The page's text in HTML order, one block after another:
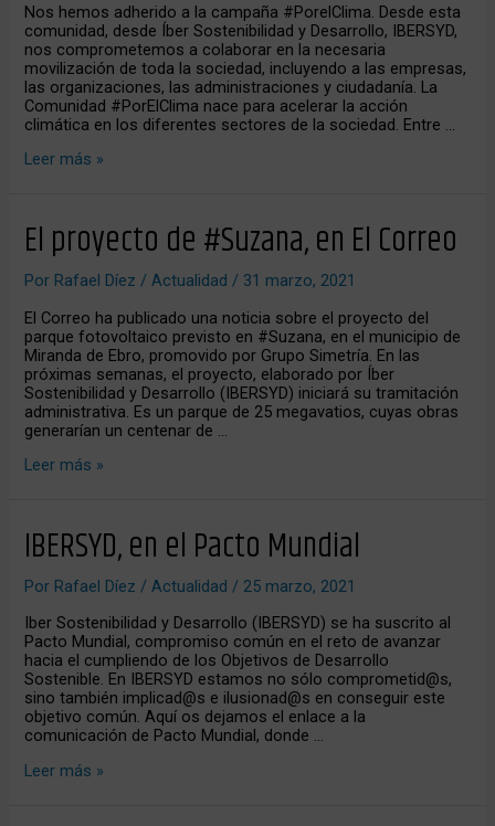
Nos hemos adherido a la campaña #PorelClima. Desde esta
comunidad, desde Íber Sostenibilidad y Desarrollo, IBERSYD,
nos comprometemos a colaborar en la necesaria
movilización de toda la sociedad, incluyendo a las empresas,
las organizaciones, las administraciones y ciudadanía. La
Comunidad #PorElClima nace para acelerar la acción
climática en los diferentes sectores de la sociedad. Entre …
Leer más »
El proyecto de #Suzana, en El Correo
Por Rafael Díez/Actualidad / 31 marzo, 2021
El Correo ha publicado una noticia sobre el proyecto del
parque fotovoltaico previsto en #Suzana, en el municipio de
Miranda de Ebro, promovido por Grupo Simetría. En las
próximas semanas, el proyecto, elaborado por Íber
Sostenibilidad y Desarrollo (IBERSYD) iniciará su tramitación
administrativa. Es un parque de 25 megavatios, cuyas obras
generarían un centenar de …
El
proyecto
#Suzana,
El
Correo
Leer más »
IBERSYD, en el Pacto Mundial
Por Rafael Díez/Actualidad / 25 marzo, 2021
Iber Sostenibilidad y Desarrollo (IBERSYD) se ha suscrito al
Pacto Mundial, compromiso común en el reto de avanzar
hacia el cumpliendo de los Objetivos de Desarrollo
Sostenible. En IBERSYD estamos no sólo comprometid@s,
sino también implicad@s e ilusionad@s en conseguir este
objetivo común. Aquí os dejamos el enlace a la
comunicación de Pacto Mundial, donde …
IBERSYD,
en
Pacto
Leer más »